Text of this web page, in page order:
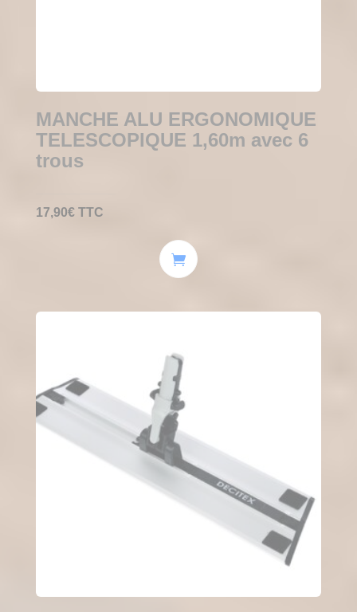
MANCHE ALU ERGONOMIQUE
TELESCOPIQUE 1,60m avec 6
trous
17,90€ TTC